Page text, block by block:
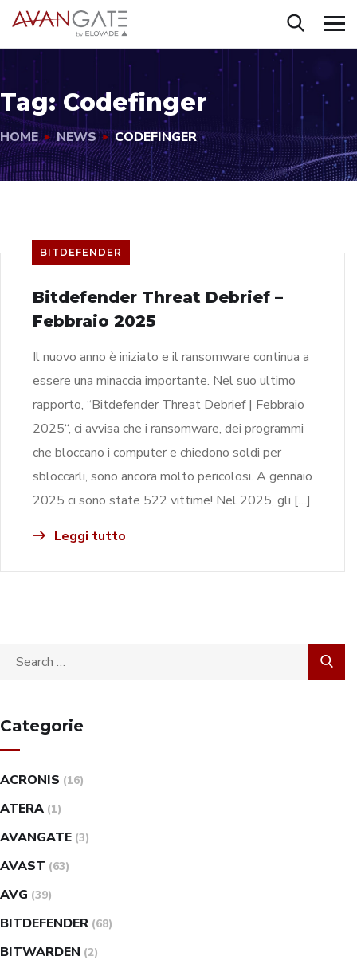
Tag: Codefinger
HOME NEWS CODEFINGER
BITDEFENDER
Bitdefender Threat Debrief –
Febbraio 2025
Il nuovo anno è iniziato e il ransomware continua a
essere una minaccia importante. Nel suo ultimo
rapporto, “Bitdefender Threat Debrief | Febbraio
2025“, ci avvisa che i ransomware, dei programmi
che bloccano i computer e chiedono soldi per
sbloccarli, sono ancora molto pericolosi. A gennaio
2025 ci sono state 522 vittime! Nel 2025, gli […]
Leggi tutto
Categorie
ACRONIS (16)
ATERA (1)
AVANGATE (3)
AVAST (63)
AVG (39)
BITDEFENDER (68)
BITWARDEN (2)